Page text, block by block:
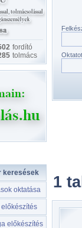
fordító
tolmács
keresések
oktatása
előkészítés
1